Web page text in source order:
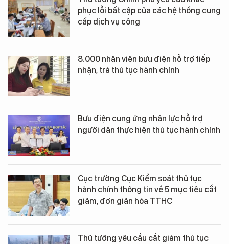
phục lỗi bất cập của các hệ thống cung
cấp dịch vụ công
8.000 nhân viên bưu điện hỗ trợ tiếp
nhận, trả thủ tục hành chính
Bưu điện cung ứng nhân lực hỗ trợ
người dân thực hiện thủ tục hành chính
Cục trưởng Cục Kiểm soát thủ tục
hành chính thông tin về 5 mục tiêu cắt
giảm, đơn giản hóa TTHC
Thủ tướng yêu cầu cắt giảm thủ tục